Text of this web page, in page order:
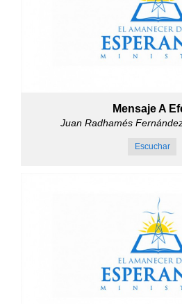
Mensaje A
Juan Radhamés
Escuchar